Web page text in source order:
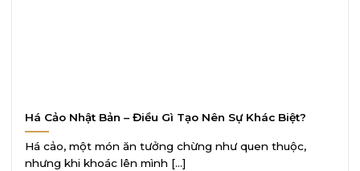
Há Cảo Nhật Bản – Điều Gì Tạo Nên Sự Khác Biệt?
Há cảo, một món ăn tưởng chừng như quen thuộc,
nhưng khi khoác lên mình [...]